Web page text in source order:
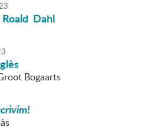
Dahl
Bogaarts